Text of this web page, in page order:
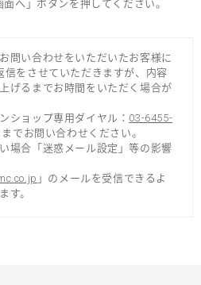
へ」ボタンを押してください。
問い合わせをいただいたお客様に
信をさせていただきますが、内容
げるまでお時間をいただく場合が
ショップ専用ダイヤル： 03-6455-
でお問い合わせください。
場合「迷惑メール設定」等の影響
」のメールを受信できるよ
す。